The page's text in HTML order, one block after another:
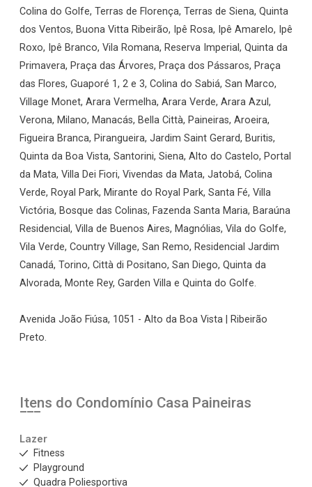
Colina do Golfe, Terras de Florença, Terras de Siena, Quinta
dos Ventos, Buona Vitta Ribeirão, Ipê Rosa, Ipê Amarelo, Ipê
Roxo, Ipê Branco, Vila Romana, Reserva Imperial, Quinta da
Primavera, Praça das Árvores, Praça dos Pássaros, Praça
das Flores, Guaporé 1, 2 e 3, Colina do Sabiá, San Marco,
Village Monet, Arara Vermelha, Arara Verde, Arara Azul,
Verona, Milano, Manacás, Bella Città, Paineiras, Aroeira,
Figueira Branca, Pirangueira, Jardim Saint Gerard, Buritis,
Quinta da Boa Vista, Santorini, Siena, Alto do Castelo, Portal
da Mata, Villa Dei Fiori, Vivendas da Mata, Jatobá, Colina
Verde, Royal Park, Mirante do Royal Park, Santa Fé, Villa
Victória, Bosque das Colinas, Fazenda Santa Maria, Baraúna
Residencial, Villa de Buenos Aires, Magnólias, Vila do Golfe,
Vila Verde, Country Village, San Remo, Residencial Jardim
Canadá, Torino, Città di Positano, San Diego, Quinta da
Alvorada, Monte Rey, Garden Villa e Quinta do Golfe.
Avenida João Fiúsa, 1051 - Alto da Boa Vista | Ribeirão
Preto.
Itens do Condomínio Casa Paineiras
Lazer
Fitness
Playground
Quadra Poliesportiva